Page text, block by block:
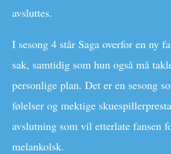
avsluttes.
I sesong 4 står Saga overfor en ny
sak, samtidig som hun også må
personlige plan. Det er en sesong
følelser og mektige
avslutning som vil etterlate fansen
melankolsk.